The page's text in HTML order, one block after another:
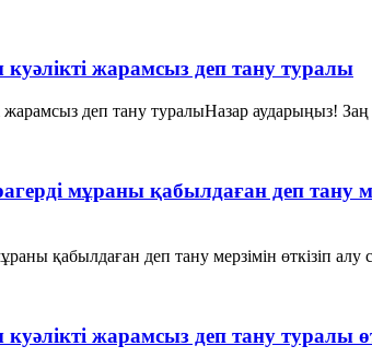
жарамсыз деп тану туралы
деп тану туралыНазар аударыңыз!
мұраны қабылдаған деп тану
қабылдаған деп тану мерзімін өткізіп
жарамсыз деп тану туралы